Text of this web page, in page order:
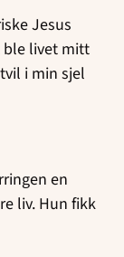
Jesus
ble livet mitt
i min sjel
en
liv. Hun fikk